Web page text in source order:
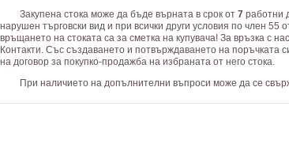
Закупена стока може да бъде върната в срок от 7работни
нарушен търговски вид и при всички други условия по член
връщането на стоката са за сметка на купувача! За връзка с
Контакти. Със създаването и потвърждаването на поръчката
на договор за покупко-продажба на избраната от него стока.
При наличието на допълнителни въпроси може да се